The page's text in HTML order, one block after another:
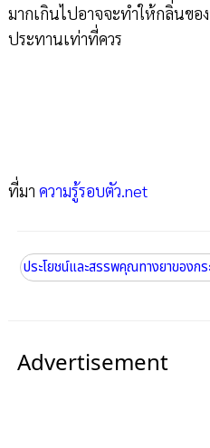
มากเกินไปอาจจะทำให้กลิ่นขอ
ประทานเท่าที่ควร
ที่มา ความรู้รอบตัว.net
ประโยชน์และสรรพคุณทางยาของกร
Advertisement